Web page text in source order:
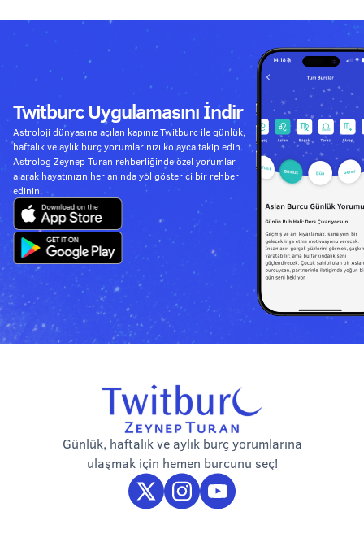
Twitburc Uygulamasını İndir
Astroloji dünyasına açılan kapınız Twitburc ile günlük,
haftalık ve aylık burç yorumlarınızı kolayca takip edin.
Astrolog Zeynep Turan rehberliğinde özel yorumlar
alarak hayatınızın her anında yol gösterici bir rehber
edinin.
Günlük, haftalık ve aylık burç yorumlarına
ulaşmak için hemen burcunu seç!